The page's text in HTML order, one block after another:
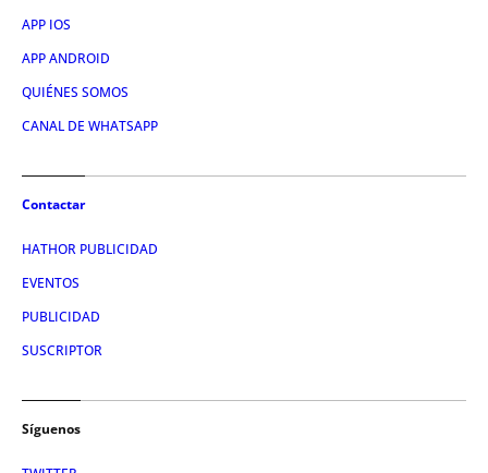
APP IOS
APP ANDROID
QUIÉNES SOMOS
CANAL DE WHATSAPP
Contactar
HATHOR PUBLICIDAD
EVENTOS
PUBLICIDAD
SUSCRIPTOR
Síguenos